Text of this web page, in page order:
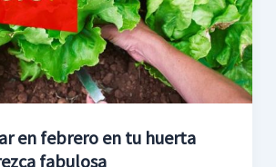
en febrero en tu huerta
fabulosa